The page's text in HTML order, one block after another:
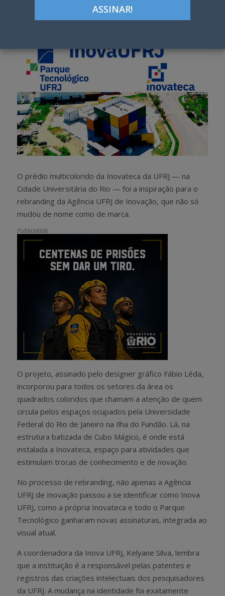
O prédio multicolorido da Inovateca da UFRJ — na
Cidade Universitária do Rio — foi a inspiração para o
rebranding da Agência UFRJ de Inovação, que não só
mudou de nome como de marca.
Publicidade
O projeto, assinado pelo designer gráfico Fábio Léda,
incorporou para todos os setores da área os
quadrados coloridos que chamam a atenção de quem
circula pelos espaços ocupados pela Universidade
Federal do Rio de Janeiro na Ilha do Fundão. Lá, na
estrutura batizada de Cubo Mágico, é onde está
instalada a Inovateca, espaço para atividades que
estimulam trocas de conhecimento e de novação.
No processo de rebranding, não apenas a Agência
UFRJ de Inovação passou a se identificar como Inova
UFRJ, como a própria Inovateca e todo o Parque
Tecnológico ganharam novas assinaturas, integrada ao
visual atual.
A coordenadora da Inova UFRJ, Kelyane Silva, lembra
que a instituição é a responsável pelas patentes e
registros das criações intelectuais dos pesquisadores
da UFRJ. A mudança na identidade foi exatamente